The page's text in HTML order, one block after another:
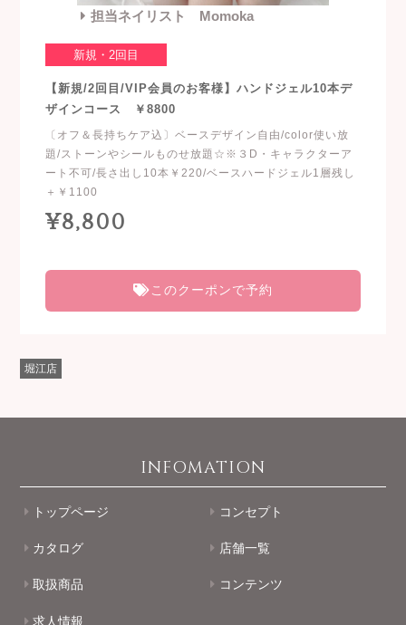
担当ネイリスト Momoka
新規・2回目
【新規/2回目/VIP会員のお客様】ハンドジェル10本デ
ザインコース ￥8800
〔オフ＆長持ちケア込〕ベースデザイン自由/color使い放
題/ストーンやシールものせ放題☆※３D・キャラクターア
ート不可/長さ出し10本￥220/ベースハードジェル1層残し
＋￥1100
¥8,800
このクーポンで予約
堀江店
INFOMATION
トップページ コンセプト
カタログ 店舗一覧
取扱商品 コンテンツ
求人情報